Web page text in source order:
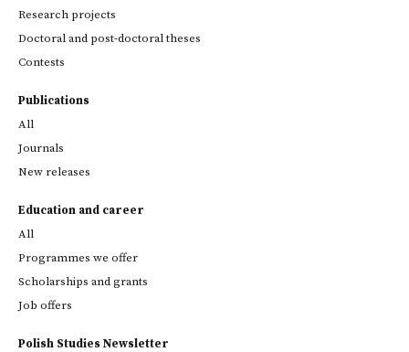
Research projects
Doctoral and post-doctoral theses
Contests
Publications
All
Journals
New releases
Education and career
All
Programmes we offer
Scholarships and grants
Job offers
Polish Studies Newsletter